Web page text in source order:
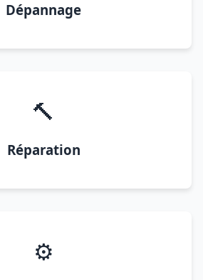
Dépannage
🔨
Réparation
⚙️